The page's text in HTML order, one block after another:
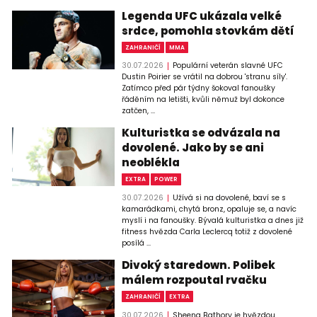
Legenda UFC ukázala velké
srdce, pomohla stovkám dětí
ZAHRANIČÍ MMA
30.07.2026
Populární veterán slavné UFC
Dustin Poirier se vrátil na dobrou 'stranu síly'.
Zatímco před pár týdny šokoval fanoušky
řáděním na letišti, kvůli němuž byl dokonce
zatčen, ...
Kulturistka se odvázala na
dovolené. Jako by se ani
neoblékla
EXTRA POWER
30.07.2026
Užívá si na dovolené, baví se s
kamarádkami, chytá bronz, opaluje se, a navíc
myslí i na fanoušky. Bývalá kulturistka a dnes již
fitness hvězda Carla Leclercq totiž z dovolené
posílá ...
Divoký staredown. Polibek
málem rozpoutal rvačku
ZAHRANIČÍ EXTRA